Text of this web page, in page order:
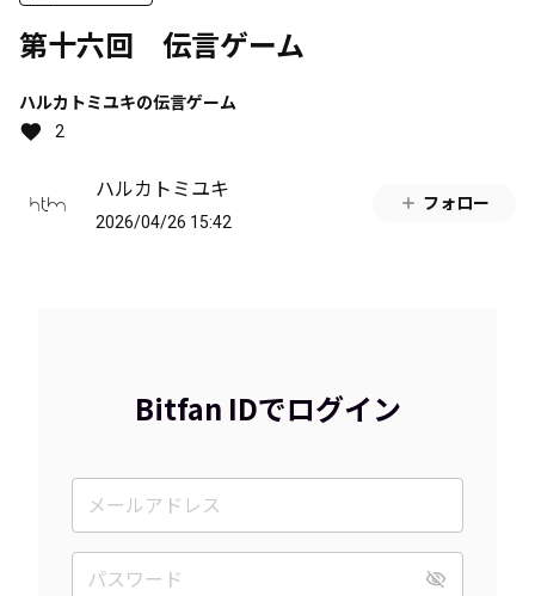
第十六回 伝言ゲーム
ハルカトミユキの伝言ゲーム
2
ハルカトミユキ
2026/04/26 15:42
フォロー
Bitfan IDでログイン